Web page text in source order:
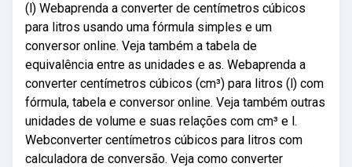
(l) Webaprenda a converter de centímetros cúbicos
para litros usando uma fórmula simples e um
conversor online. Veja também a tabela de
equivalência entre as unidades e as. Webaprenda a
converter centímetros cúbicos (cm³) para litros (l) com
fórmula, tabela e conversor online. Veja também outras
unidades de volume e suas relações com cm³ e l.
Webconverter centímetros cúbicos para litros com
calculadora de conversão. Veja como converter